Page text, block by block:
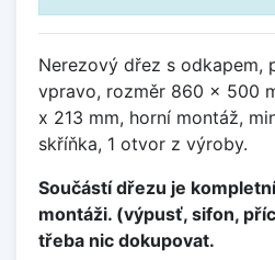
Nerezový dřez s odkapem,
vpravo, rozměr 860 x 500
x 213 mm, horní montáž,
skříňka, 1 otvor z výroby.
Součástí dřezu je
montáži. (výpusť, sifon,
třeba nic dokupovat.